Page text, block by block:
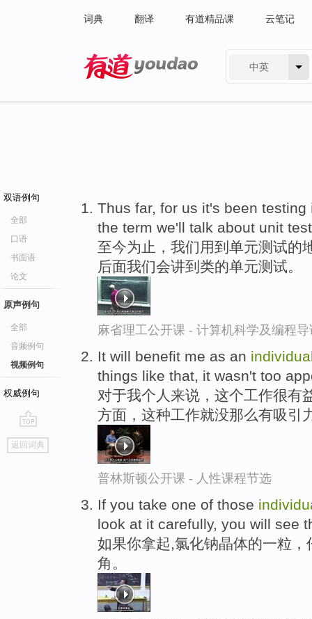
词典 翻译 有道精品课 云笔记
中英
双语例句
全部
口语
书面语
论文
原声例句
全部
音频例句
视频例句
权威例句
go
top
返回词典
Thus far, for us it's been testing
the term we'll talk about unit
至今为止，我们用到单元测试的
后面我们会讲到类的单元测试。
麻省理工公开课 - 计算机科学及编程
It will benefit me as an
things like that, it wasn't too
对于我个人来说，这个工作很有
方面，这种工作就没那么有吸引
普林斯顿公开课 - 人性课程节选
If you take one of those
look at it carefully, you will see
如果你拿起,氯化钠晶体的一粒
角。